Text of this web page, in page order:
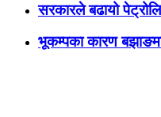
सरकारले बढायो
भूकम्पका कारण